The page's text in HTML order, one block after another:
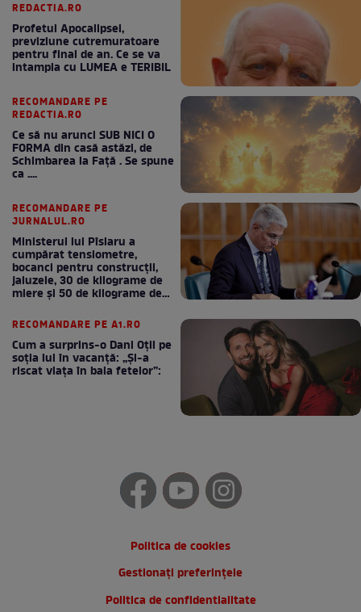
REDACTIA.RO
Profetul Apocalipsei,
previziune cutremuratoare
pentru final de an. Ce se va
intampla cu LUMEA e TERIBIL
RECOMANDARE PE
REDACTIA.RO
Ce să nu arunci SUB NICI O
FORMA din casă astăzi, de
Schimbarea la Față . Se spune
ca ....
RECOMANDARE PE
JURNALUL.RO
Ministerul lui Pîslaru a
cumpărat tensiometre,
bocanci pentru construcții,
jaluzele, 30 de kilograme de
miere și 50 de kilograme de
RECOMANDARE PE A1.RO
Cum a surprins-o Dani Oțil pe
soția lui în vacanță: „Și-a
riscat viața în baia fetelor”:
Politica de cookies
Gestionați preferințele
Politica de confidentialitate